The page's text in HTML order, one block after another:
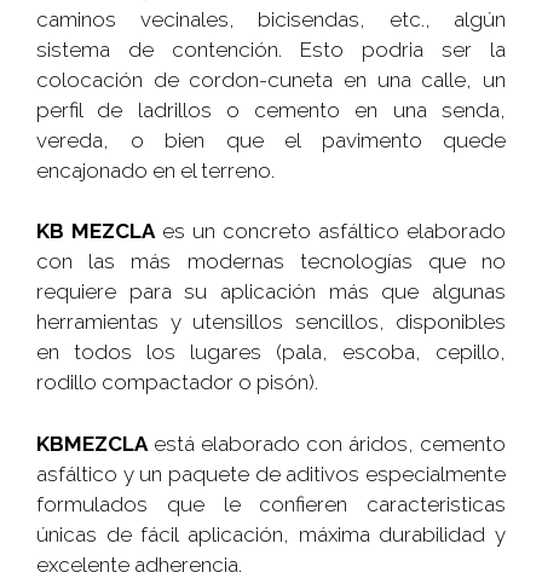
caminos vecinales, bicisendas, etc., algún
sistema de contención. Esto podria ser la
colocación de cordon-cuneta en una calle, un
perfil de ladrillos o cemento en una senda,
vereda, o bien que el pavimento quede
encajonado en el terreno.
KB MEZCLAes un concreto asfáltico elaborado
con las más modernas tecnologías que no
requiere para su aplicación más que algunas
herramientas y utensillos sencillos, disponibles
en todos los lugares (pala, escoba, cepillo,
rodillo compactador o pisón).
KBMEZCLA está elaborado con áridos, cemento
asfáltico y un paquete de aditivos especialmente
formulados que le confieren caracteristicas
únicas de fácil aplicación, máxima durabilidad y
excelente adherencia.